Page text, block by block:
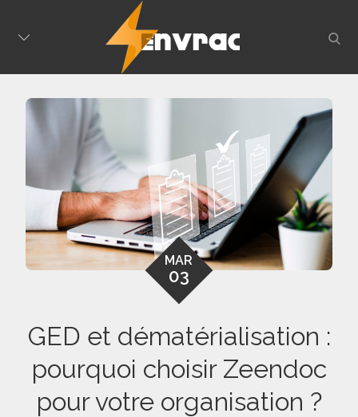
MAR
03
GED et dématérialisation :
pourquoi choisir Zeendoc
pour votre organisation ?